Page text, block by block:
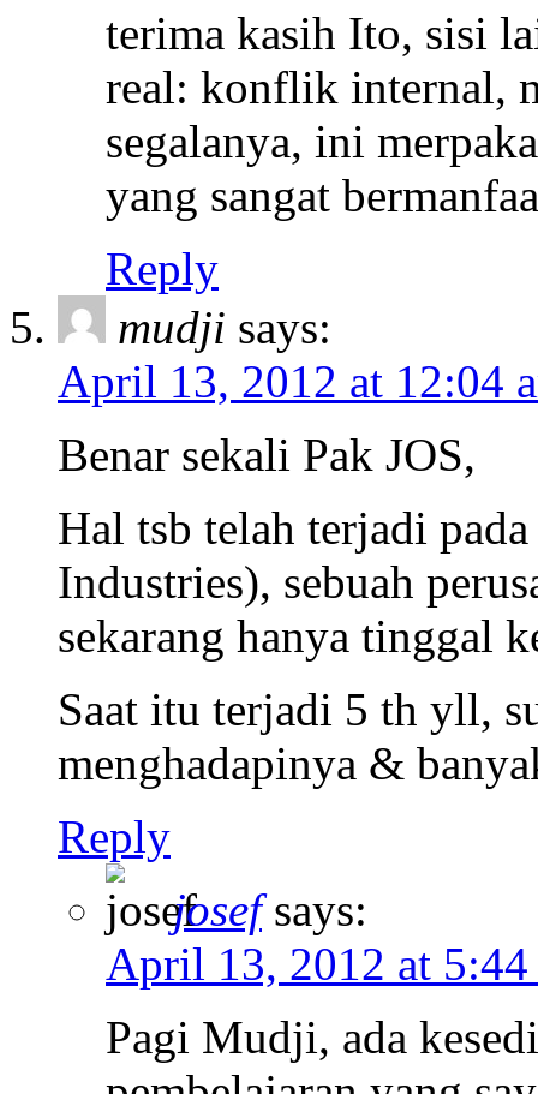
terima kasih Ito, sisi
real: konflik internal,
segalanya, ini
yang sangat
Reply
mudji says:
April 13, 2012 at 12:04
Benar sekali Pak JOS,
Hal tsb telah terjadi
Industries), sebuah
sekarang hanya tinggal
Saat itu terjadi 5 th yll,
menghadapinya &
Reply
josef says:
April 13, 2012 at 5:44
Pagi Mudji, ada